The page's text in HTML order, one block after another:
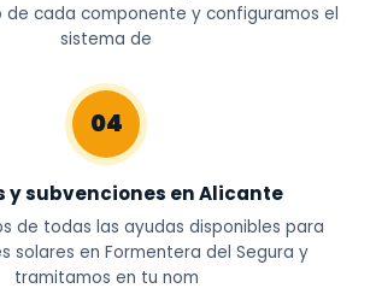
de cada componente y configuramos el
sistema de
04
y subvenciones en Alicante
de todas las ayudas disponibles para
solares en Formentera del Segura y
tramitamos en tu nom